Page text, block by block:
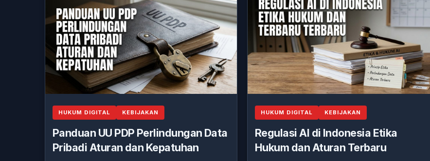
HUKUM DIGITAL KEBIJAKAN
Panduan UU PDP Perlindungan Data
Pribadi Aturan dan Kepatuhan
HUKUM DIGITAL KEBIJAKAN
Regulasi AI di Indonesia Etika
Hukum dan Aturan Terbaru